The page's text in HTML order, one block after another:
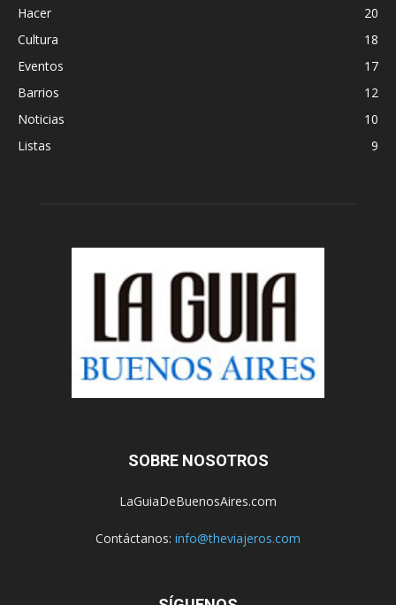
Hacer
20
Cultura
18
Eventos
17
Barrios
12
Noticias
10
Listas
9
SOBRE NOSOTROS
LaGuiaDeBuenosAires.com
Contáctanos: info@theviajeros.com